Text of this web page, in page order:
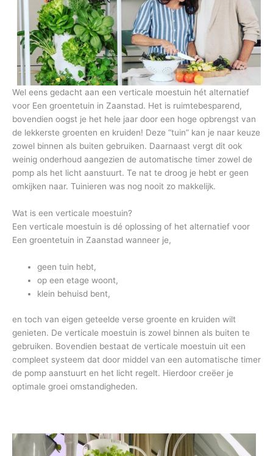
Wel eens gedacht aan een verticale moestuin hét alternatief
voor Een groentetuin in Zaanstad. Het is ruimtebesparend,
bovendien oogst je het hele jaar door een hoge opbrengst van
de lekkerste groenten en kruiden! Deze “tuin” kan je naar keuze
zowel binnen als buiten gebruiken. Daarnaast vergt dit ook
weinig onderhoud aangezien de automatische timer zowel de
pomp als het licht aanstuurt. Te nat te droog je hebt er geen
omkijken naar. Tuinieren was nog nooit zo makkelijk.
Wat is een verticale moestuin?
Een verticale moestuin is dé oplossing of het alternatief voor
Een groentetuin in Zaanstad wanneer je,
geen tuin hebt,
op een etage woont,
klein behuisd bent,
en toch van eigen geteelde verse groente en kruiden wilt
genieten. De verticale moestuin is zowel binnen als buiten te
gebruiken. Bovendien bestaat de verticale moestuin uit een
compleet systeem dat door middel van een automatische timer
de pomp aanstuurt en het licht regelt. Hierdoor creëer je
optimale groei omstandigheden.